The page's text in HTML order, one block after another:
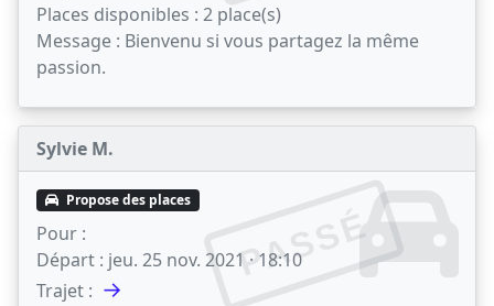
Places disponibles : 2 place(s)
Message : Bienvenu si vous partagez la même
passion.
Sylvie M.
PASSÉ
Propose des places
Pour :
Départ : jeu. 25 nov. 2021 · 18:10
Trajet : →